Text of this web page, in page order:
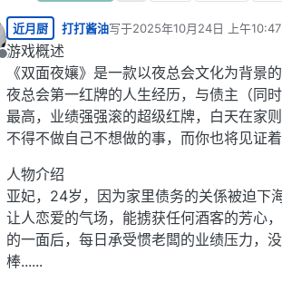
离线
近月厨 打打酱油写于2025年10月24日 上午10:47
最后由 编辑
游戏概述
《双面夜孃》是一款以夜总会文化为背景
夜总会第一红牌的人生经历，与债主（同
最高，业绩强强滚的超级红牌，白天在家
不得不做自己不想做的事，而你也将见证
人物介绍
亚妃，24岁，因为家里债务的关係被迫下
让人恋爱的气场，能掳获任何酒客的芳心
的一面后，每日承受惯老闆的业绩压力，
棒......